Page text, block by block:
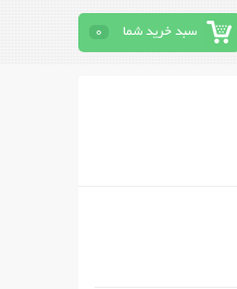
سبد خرید شما 0